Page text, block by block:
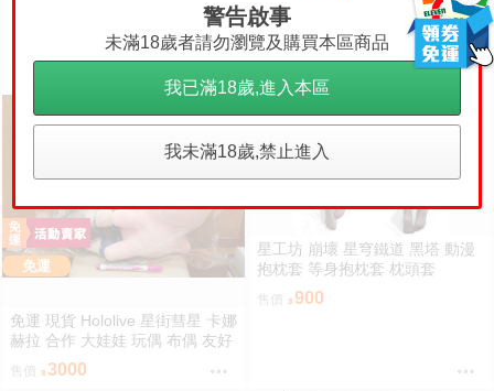
免運
免運 現貨 Hololive 星街彗星 卡娜
赫拉 合作 大娃娃 玩偶 布偶 友好
抱抱大娃娃 星街すいせい カナヘ
イの小動物 なかよしハグぬいぐ
售價 3000
星工坊 崩壞 星穹鐵道 黑塔 動漫
抱枕套 等身抱枕套 枕頭套
900
警告啟事
未滿18歲者請勿瀏覽及購買本區商品
我已滿18歲,進入本區
我未滿18歲,禁止進入